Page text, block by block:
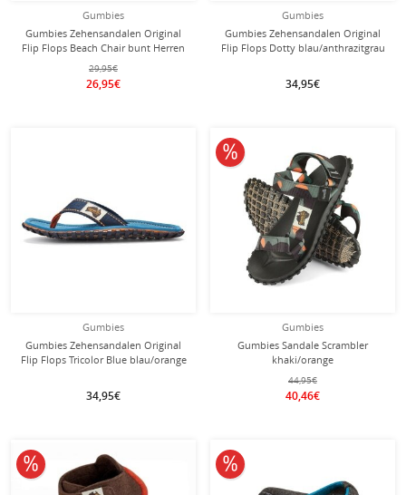
Gumbies
Gumbies Zehensandalen Original
Flip Flops Beach Chair bunt Herren
29,95€
26,95€
Gumbies
Gumbies Zehensandalen Original
Flip Flops Dotty blau/anthrazitgrau
34,95€
Gumbies
Gumbies Zehensandalen Original
Flip Flops Tricolor Blue blau/orange
34,95€
Gumbies
Gumbies Sandale Scrambler
khaki/orange
44,95€
40,46€
10% reduziert
10% reduziert 10% reduziert